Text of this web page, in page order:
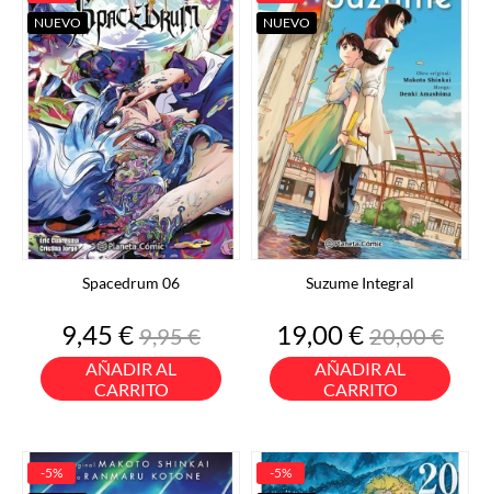
Spacedrum 06
Precio
9,45 €Precio
base
9,95 €
AÑADIR AL
CARRITO
NUEVO
Suzume Integral
Precio
19,00 €Precio
base
20,00 €
AÑADIR AL
CARRITO
NUEVO
-5%
-5%